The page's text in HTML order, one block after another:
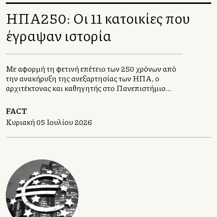
ΗΠΑ250: Οι 11 κατοικίες που
έγραψαν ιστορία
Με αφορμή τη φετινή επέτειο των 250 χρόνων από
την ανακήρυξη της ανεξαρτησίας των ΗΠΑ, ο
αρχιτέκτονας και καθηγητής στο Πανεπιστήμιο
κατοικίες, σχεδιασμένες, βέβαια, από αρχιτέκτονες
για να μας αφηγηθεί την ιστορία των Ηνωμένων
Πολιτειών.
FACT
Κυριακή 05 Ιουλίου 2026